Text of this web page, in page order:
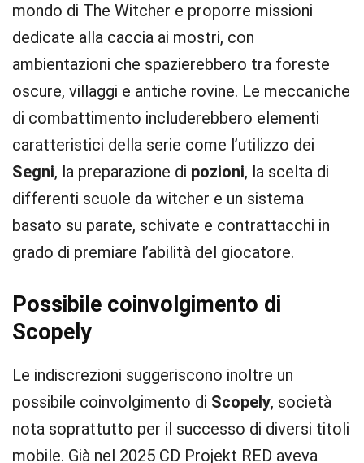
mondo di The Witcher e proporre missioni
dedicate alla caccia ai mostri, con
ambientazioni che spazierebbero tra foreste
oscure, villaggi e antiche rovine. Le meccaniche
di combattimento includerebbero elementi
caratteristici della serie come l’utilizzo dei
Segni, la preparazione di pozioni, la scelta di
differenti scuole da witcher e un sistema
basato su parate, schivate e contrattacchi in
grado di premiare l’abilità del giocatore.
Possibile coinvolgimento di
Scopely
Le indiscrezioni suggeriscono inoltre un
possibile coinvolgimento di Scopely, società
nota soprattutto per il successo di diversi titoli
mobile. Già nel 2025 CD Projekt RED aveva